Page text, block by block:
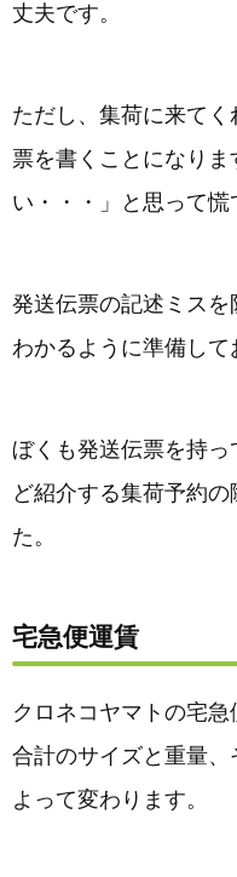
丈夫です。
ただし、集荷に来て
票を書くことになり
い・・・」と思って慌
発送伝票の記述ミス
わかるように準備して
ぼくも発送伝票を持
ど紹介する集荷予約
た。
宅急便運賃
クロネコヤマトの宅
合計のサイズと重量
よって変わります。